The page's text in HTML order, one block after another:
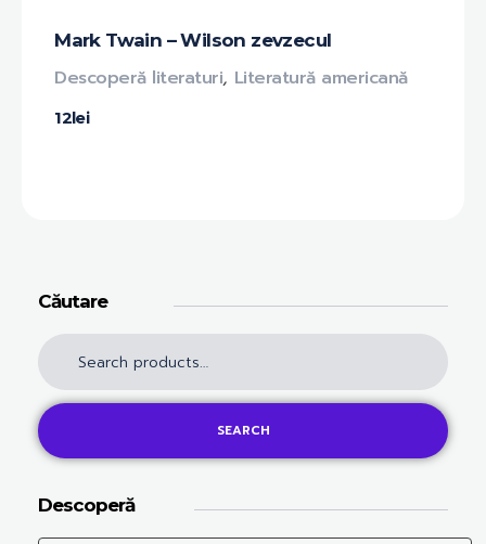
Mark Twain – Wilson zevzecul
12lei
Descoperă literaturi, Literatură americană
Căutare
SEARCH
Descoperă